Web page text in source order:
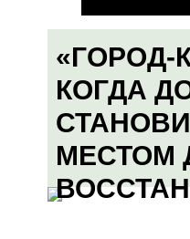
«ГОРОД-
КОГДА
МЕСТОМ